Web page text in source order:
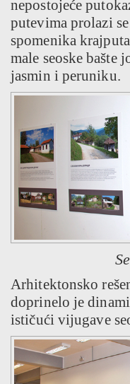
nepostojeće
putevima prolazi
spomenika
male seoske bašte
jasmin i peruniku.
Arhitektonsko
doprinelo je
ističući vijugave